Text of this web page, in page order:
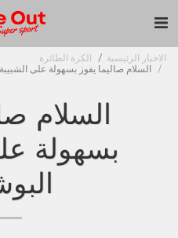
الاخبار الرئيسية
الكرة الطائرة
السلام صاليما يفوز بسهولة على
السلام
بسهولة